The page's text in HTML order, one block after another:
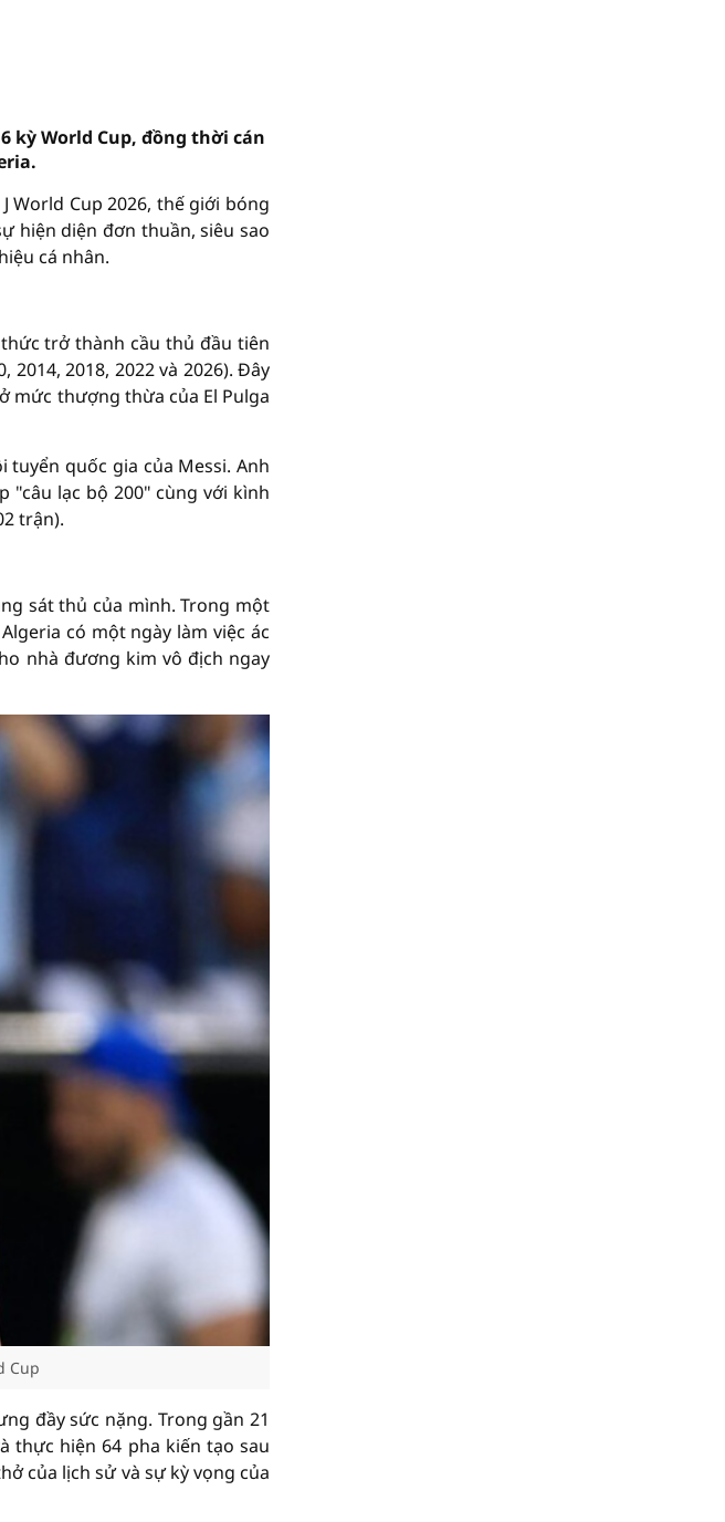
kỳ World Cup, đồng thời cán
World Cup 2026, thế giới bóng
hiện diện đơn thuần, siêu sao
cá nhân.
trở thành cầu thủ đầu tiên
2018, 2022 và 2026). Đây
mức thượng thừa của El Pulga
quốc gia của Messi. Anh
lạc bộ 200" cùng với kình
trận).
sát thủ của mình. Trong một
có một ngày làm việc ác
nhà đương kim vô địch ngay
Cup
đầy sức nặng. Trong gần 21
thực hiện 64 pha kiến tạo sau
của lịch sử và sự kỳ vọng của